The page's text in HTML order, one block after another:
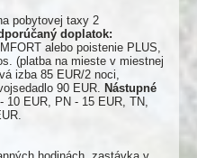
pobytovej taxy 2
doplatok:
alebo poistenie PLUS,
(platba na mieste v miestnej
izba 85 EUR/2 noci,
90 EUR. Nástupné
10 EUR, PN - 15 EUR, TN,